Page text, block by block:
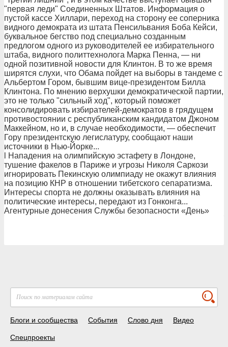
"первая леди" Соединенных Штатов. Информация о
пустой кассе Хиллари, переход на сторону ее соперника
видного демократа из штата Пенсильвания Боба Кейси,
буквальное бегство под специально созданным
предлогом одного из руководителей ее избирательного
штаба, видного политтехнолога Марка Пенна, — ни
одной позитивной новости для Клинтон. В то же время
ширятся слухи, что Обама пойдет на выборы в тандеме с
Альбертом Гором, бывшим вице-президентом Билла
Клинтона. По мнению верхушки демократической партии,
это не только "сильный ход", который поможет
консолидировать избирателей-демократов в грядущем
противостоянии с республиканским кандидатом Джоном
Маккейном, но и, в случае необходимости, — обеспечит
Гору президентскую легислатуру, сообщают наши
источники в Нью-Йорке...
l Нападения на олимпийскую эстафету в Лондоне,
тушение факелов в Париже и угрозы Николя Саркози
игнорировать Пекинскую олимпиаду не окажут влияния
на позицию КНР в отношении тибетского сепаратизма.
Интересы спорта не должны оказывать влияния на
политические интересы, передают из Гонконга...
Агентурные донесения Службы безопасности «День»
Блоги и сообщества События Слово дня Видео
Спецпроекты